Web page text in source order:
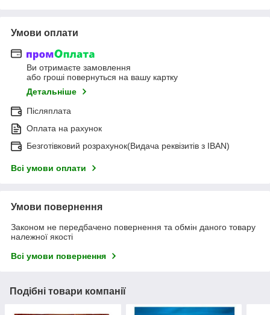
Умови оплати
Ви отримаєте замовлення
або гроші повернуться на вашу картку
Детальніше
Післяплата
Оплата на рахунок
Безготівковий розрахунок(Видача реквізитів з IBAN)
Всі умови оплати
Умови повернення
Законом не передбачено повернення та обмін даного товару
належної якості
Всі умови повернення
Подібні товари компанії